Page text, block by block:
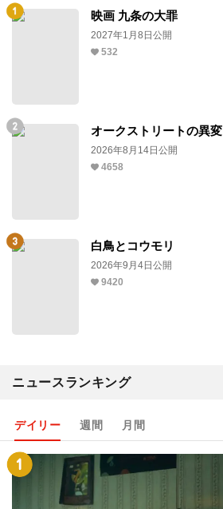
映画 九条の大罪
2027年1月8日公開
532
オークストリートの異変
2026年8月14日公開
4658
白鳥とコウモリ
2026年9月4日公開
9420
ニュースランキング
デイリー 週間 月間